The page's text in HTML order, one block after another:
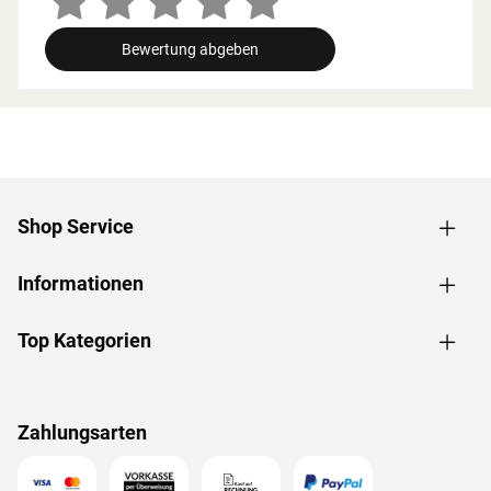
Bewertung abgeben
Shop Service
Informationen
Top Kategorien
Zahlungsarten